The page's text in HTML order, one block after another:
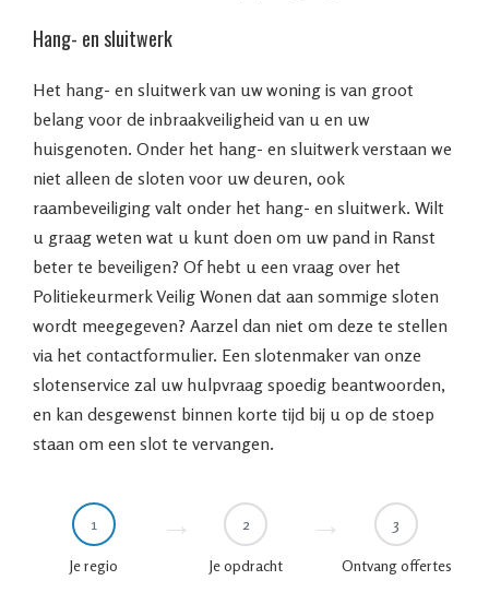
Hang- en sluitwerk
Het hang- en sluitwerk van uw woning is van groot
belang voor de inbraakveiligheid van u en uw
huisgenoten. Onder het hang- en sluitwerk verstaan we
niet alleen de sloten voor uw deuren, ook
raambeveiliging valt onder het hang- en sluitwerk. Wilt
u graag weten wat u kunt doen om uw pand in Ranst
beter te beveiligen? Of hebt u een vraag over het
Politiekeurmerk Veilig Wonen dat aan sommige sloten
wordt meegegeven? Aarzel dan niet om deze te stellen
via het contactformulier. Een slotenmaker van onze
slotenservice zal uw hulpvraag spoedig beantwoorden,
en kan desgewenst binnen korte tijd bij u op de stoep
staan om een slot te vervangen.
1
Je regio
2
Je opdracht
3
Ontvang offertes